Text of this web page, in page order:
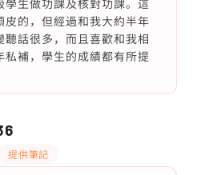
學生做功課及核對功課。這
皮的，但經過和我大約半年
聽話很多，而且喜歡和我相
私補，學生的成績都有所提
提供筆記